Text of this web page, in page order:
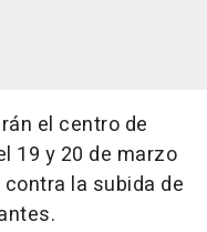
el centro de
19 y 20 de marzo
la subida de